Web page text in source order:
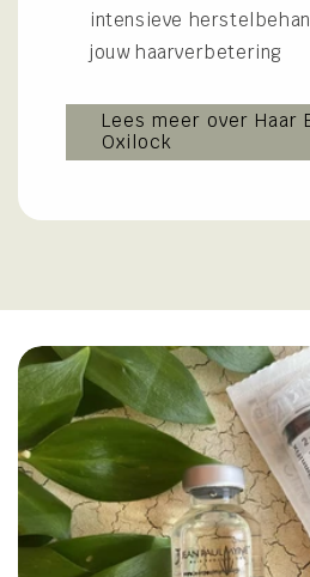
intensieve
jouw haarverbetering
Lees meer over Haar
Oxilock